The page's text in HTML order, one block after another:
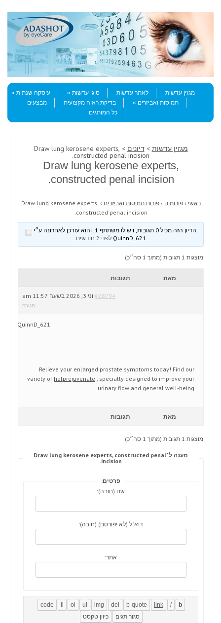
Menu
Skip to content
מגזין עדשות
לאתר עדשות סוגי עדשות
עיסקה שנתית
תמיסות ואביזרים
בדיקת ראיה מקצועית
מבצעים
כל המותגים
מגזין עדשות >דיונים > Draw lung kerosene experts,
constructed penal incision.
Draw lung kerosene experts,
constructed penal incision.
ראשי › פורומים › פורום תמיסות ואביזרים ›
Draw lung kerosene experts,
constructed penal incision.
הדיון הזה מכיל 0 תגובות, ויש לו משתתף 1, והוא עודכן לאחרונה ע״י
לפני 2 חודשים .
מוצגות 1 תגובות (מתוך 1 סה״כ)
מאת תגובות
יוני 3, 2026 בשעה 11:57 am#28794
תגובה
QuinnD_621
Relieve your enlarged prostate symptoms today! Find our
variety of helprejuvenate , specially designed to improve your
urinary flow and general well-being.
מאת תגובות
מוצגות 1 תגובות (מתוך 1 סה״כ)
מענה ל־Draw lung kerosene experts, constructed penal
incision.
פרטים:
שם (חובה):
דוא"ל (לא יפורסם) (חובה):
אתר: